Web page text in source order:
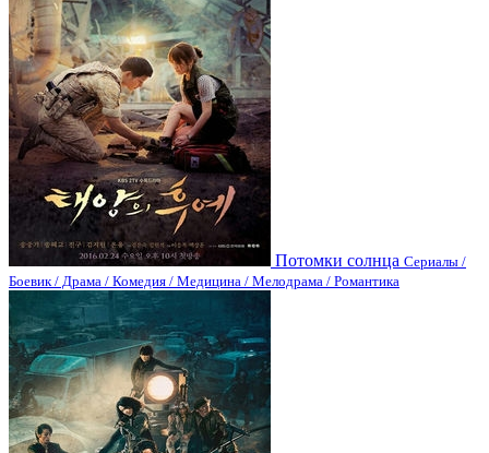
Потомки солнца Сериалы /
Боевик / Драма / Комедия / Медицина / Мелодрама / Романтика